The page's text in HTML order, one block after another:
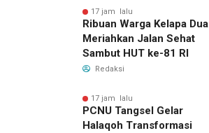
17 jam lalu
Ribuan Warga Kelapa Dua
Meriahkan Jalan Sehat
Sambut HUT ke-81 RI
Redaksi
17 jam lalu
PCNU Tangsel Gelar
Halaqoh Transformasi